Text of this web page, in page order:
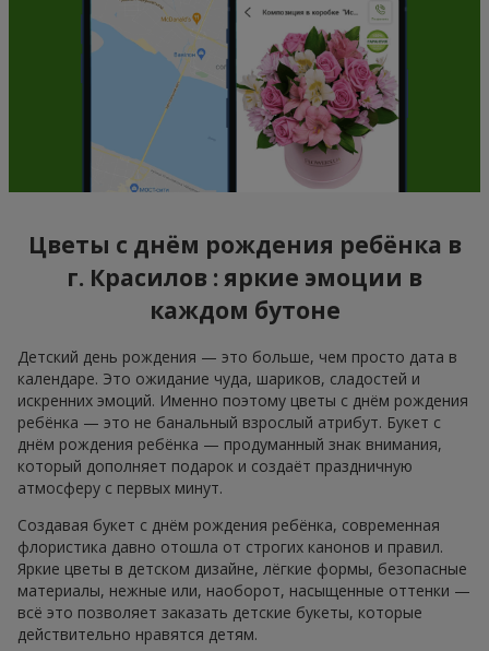
Цветы с днём рождения ребёнка в
г. Красилов : яркие эмоции в
каждом бутоне
Детский день рождения — это больше, чем просто дата в
календаре. Это ожидание чуда, шариков, сладостей и
искренних эмоций. Именно поэтому цветы с днём рождения
ребёнка — это не банальный взрослый атрибут. Букет с
днём рождения ребёнка — продуманный знак внимания,
который дополняет подарок и создаёт праздничную
атмосферу с первых минут.
Создавая букет с днём рождения ребёнка, современная
флористика давно отошла от строгих канонов и правил.
Яркие цветы в детском дизайне, лёгкие формы, безопасные
материалы, нежные или, наоборот, насыщенные оттенки —
всё это позволяет заказать детские букеты, которые
действительно нравятся детям.